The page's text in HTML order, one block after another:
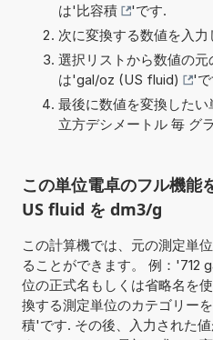
は'比容積
'です.
次に変換する数値を入力
選択リストから数値の
は'gal/oz (US fluid)
'で
最後に数値を変換した
立方デシメートル 毎 グ
この単位電卓のフル機
US fluid を dm3/g
この計算機では、元の測定単
ることができます。 例：'712
位の正式名もしくは省略名を
換する測定単位のカテゴリー
積'です. その後、入力された